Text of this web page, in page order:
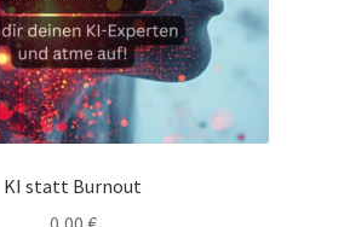
KI statt Burnout